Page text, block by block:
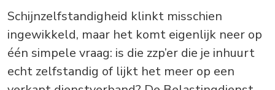
Schijnzelfstandigheid klinkt misschien
ingewikkeld, maar het komt eigenlijk neer op
één simpele vraag: is die zzp’er die je inhuurt
echt zelfstandig of lijkt het meer op een